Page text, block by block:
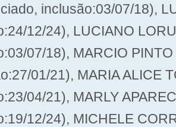
inclusão:03/07/18),
12/24), LUCIANO
07/18), MARCIO
01/21), MARIA ALICE
04/21), MARLY
12/24), MICHELE